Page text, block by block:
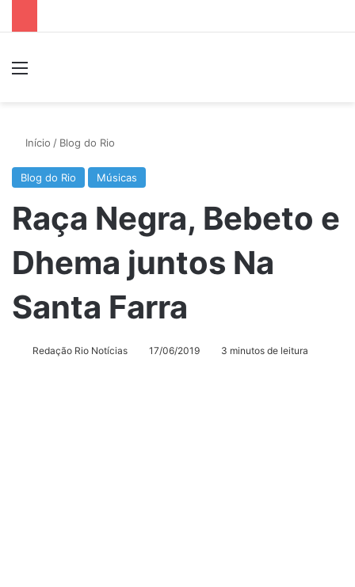
Menu
Início / Blog do Rio
Blog do Rio Músicas
Raça Negra, Bebeto e
Dhema juntos Na
Santa Farra
Redação Rio Notícias 17/06/2019 3 minutos de leitura